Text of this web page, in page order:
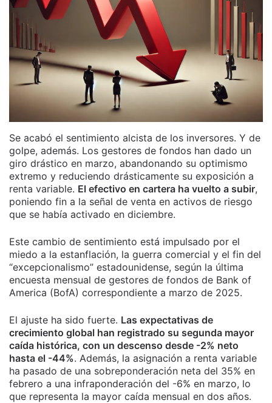
Se acabó el sentimiento alcista de los inversores. Y de
golpe, además. Los gestores de fondos han dado un
giro drástico en marzo, abandonando su optimismo
extremo y reduciendo drásticamente su exposición a
renta variable. El efectivo en cartera ha vuelto a subir,
poniendo fin a la señal de venta en activos de riesgo
que se había activado en diciembre.
Este cambio de sentimiento está impulsado por el
miedo a la estanflación, la guerra comercial y el fin del
“excepcionalismo” estadounidense, según la última
encuesta mensual de gestores de fondos de Bank of
America (BofA) correspondiente a marzo de 2025.
El ajuste ha sido fuerte. Las expectativas de
crecimiento global han registrado su segunda mayor
caída histórica, con un descenso desde -2% neto
hasta el -44%. Además, la asignación a renta variable
ha pasado de una sobreponderación neta del 35% en
febrero a una infraponderación del -6% en marzo, lo
que representa la mayor caída mensual en dos años.